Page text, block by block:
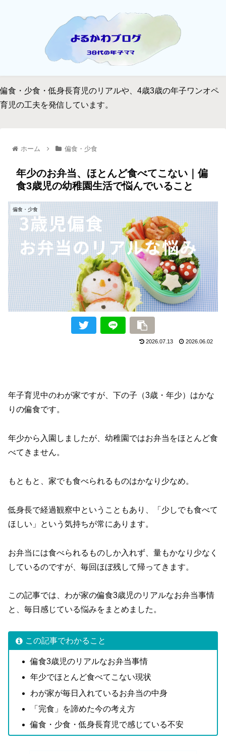
偏食・少食・低身長育児のリアルや、4歳3歳の年子ワンオペ
育児の工夫を発信しています。
ホーム 偏食・少食
年少のお弁当、ほとんど食べてこない｜偏
食3歳児の幼稚園生活で悩んでいること
偏食・少食
2026.07.13 2026.06.02
年子育児中のわが家ですが、下の子（3歳・年少）はかな
りの偏食です。
年少から入園しましたが、幼稚園ではお弁当をほとんど食
べてきません。
もともと、家でも食べられるものはかなり少なめ。
低身長で経過観察中ということもあり、「少しでも食べて
ほしい」という気持ちが常にあります。
お弁当には食べられるものしか入れず、量もかなり少なく
しているのですが、毎回ほぼ残して帰ってきます。
この記事では、わが家の偏食3歳児のリアルなお弁当事情
と、毎日感じている悩みをまとめました。
この記事でわかること
偏食3歳児のリアルなお弁当事情
年少でほとんど食べてこない現状
わが家が毎日入れているお弁当の中身
「完食」を諦めた今の考え方
偏食・少食・低身長育児で感じている不安